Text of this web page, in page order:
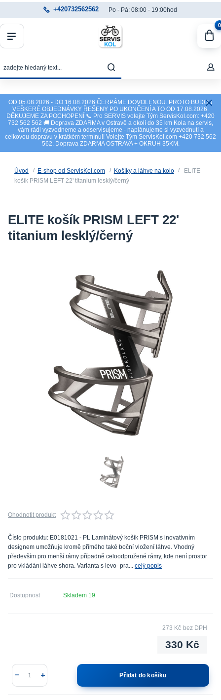
OD 05.08.2026 - DO 16.08.2026 ČERPÁME DOVOLENOU. PROTO BUDOU
VEŠKERÉ OBJEDNÁVKY ŘEŠENY PO UKONČENÍ A TO OD 17.08.2026.
DĚKUJEME ZA POCHOPENÍ 📞 Pro SERVIS volejte Tým ServisKol.com: +420
732 562 562 🚚 Doprava ZDARMA v Ostravě a okolí do 35 km Kola na servis,
vám rádi vyzvedneme a odservisujeme - naplánujeme si vyzvednutí a
celkovou dopravu v krátkém termínu!! Volejte Tým ServisKol.com +420 732 562
562. Doprava ZDARMA OSTRAVA + OKRUH 35KM.
+420732562562 Po - Pá: 08:00 - 19:00hod
0
Úvod E-shop od ServisKol.com Košíky a láhve na kolo
ELITE
košík PRISM LEFT 22' titanium lesklý/černý
ELITE košík PRISM LEFT 22'
titanium lesklý/černý
Ohodnotit produkt
Číslo produktu: E0181021 - PL Laminátový košík PRISM s inovativním
designem umožňuje kromě přímého také boční vložení láhve. Vhodný
především pro menší rámy případně celoodpružené rámy, kde není prostor
pro vkládání láhve shora. Varianta s levo- pra... celý popis
Dostupnost Skladem 19
330 Kč
273 Kč bez DPH
Přidat do košíku